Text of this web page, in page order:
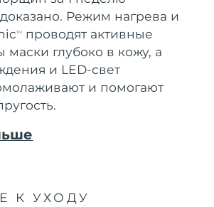
Режим нагрева и
TM
проводят активные
маски глубоко в кожу, а
и LED-свет
и помогают
К УХОДУ